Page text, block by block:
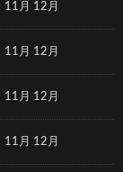
11月 12月
11月 12月
11月 12月
11月 12月